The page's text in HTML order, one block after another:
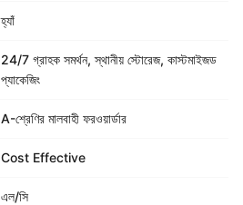
হ্যাঁ
24/7 গ্রাহক সমর্থন, স্থানীয় স্টোরেজ, কাস্টমাইজড
প্যাকেজিং
A-শ্রেণির মালবাহী ফরওয়ার্ডার
Cost Effective
এল/সি